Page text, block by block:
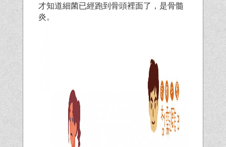
才知道細菌已經跑到骨頭裡面了，是骨髓
炎。